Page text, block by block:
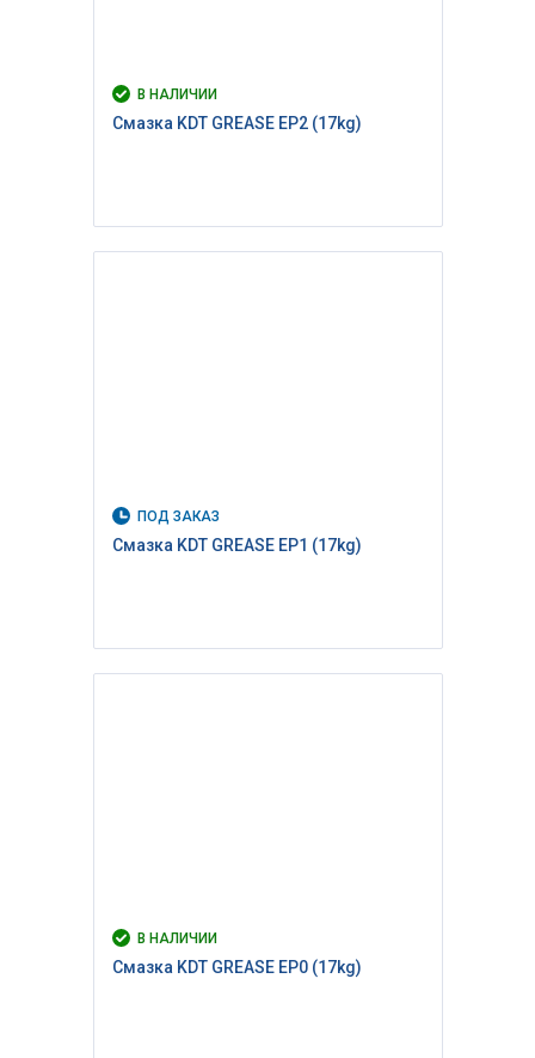
В НАЛИЧИИ
Cмазка KDT GREASE EP2 (17kg)
ПОД ЗАКАЗ
Cмазка KDT GREASE EP1 (17kg)
В НАЛИЧИИ
Cмазка KDT GREASE EP0 (17kg)